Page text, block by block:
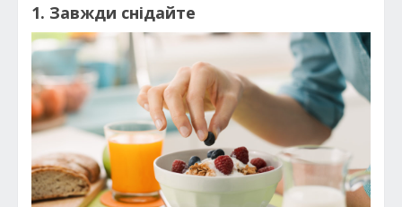
1. Завжди снідайте